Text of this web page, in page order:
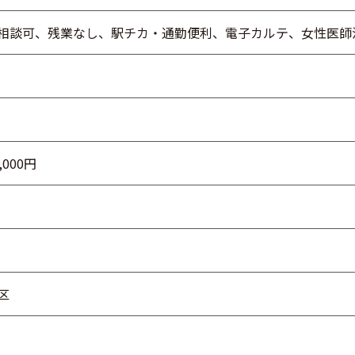
談可、残業なし、駅チカ・通勤便利、電子カルテ、女性医
円